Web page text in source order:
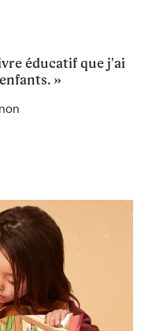
éducatif que j'ai
»